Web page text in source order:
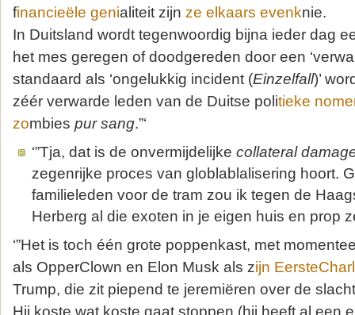
financieële genialiteit zijn ze elkaars evenknie.
In Duitsland wordt tegenwoordig bijna ieder dag
het mes geregen of doodgereden door een
standaard als ‘ongelukkig incident (Einzelfall)’
zéér verwarde leden van de Duitse politieke
zombies pur sang.”‘
‘”Tja, dat is de onvermijdelijke collateral
zegenrijke proces van globlablalisering hoort.
familieleden voor de tram zou ik tegen de
Herberg al die exoten in je eigen huis en prop
‘”Het is toch één grote poppenkast, met
als OpperClown en Elon Musk als zijn
Trump, die zit piepend te jeremiëren over de
Hij koste wat koste gaat stoppen (hij heeft al een